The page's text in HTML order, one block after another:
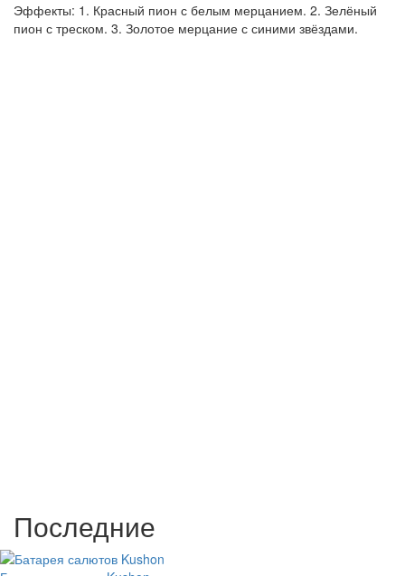
Эффекты: 1. Красный пион с белым мерцанием. 2. Зелёный
пион с треском. 3. Золотое мерцание с синими звёздами.
Последние